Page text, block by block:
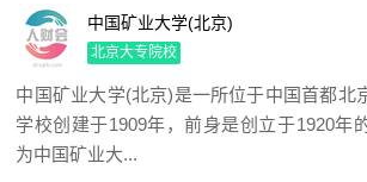
中国矿业大学(北京)
北京大专院校
中国矿业大学(北京)是一所位于中国首都北
学校创建于1909年，前身是创立于1920年
为中国矿业大...